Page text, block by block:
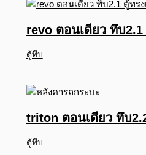
revo ตอนเดียว ทึบ2.1
ตู้ทึบ
triton ตอนเดียว ทึบ
ตู้ทึบ